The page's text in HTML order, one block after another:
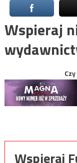
Wspieraj
Wspieraj